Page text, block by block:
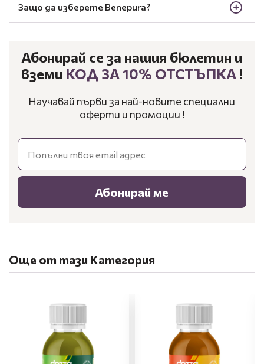
Защо да изберете Benepura?
Абонирай се за нашия бюлетин и
вземи КОД ЗА 10% ОТСТЪПКА !
Научавай първи за най-новите специални
оферти и промоции !
Email
Абонирай ме
Още от тази Категория